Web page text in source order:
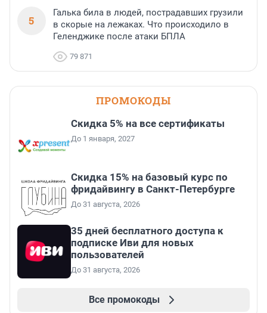
5
Галька била в людей, пострадавших грузили
в скорые на лежаках. Что происходило в
Геленджике после атаки БПЛА
79 871
ПРОМОКОДЫ
Скидка 5% на все сертификаты
До 1 января, 2027
Скидка 15% на базовый курс по
фридайвингу в Санкт-Петербурге
До 31 августа, 2026
35 дней бесплатного доступа к
подписке Иви для новых
пользователей
До 31 августа, 2026
Все промокоды